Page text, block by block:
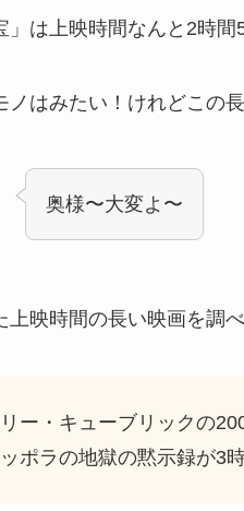
」は上映時間なんと2時間
ノはみたい！けれどこの
奥様〜大変よ〜
上映時間の長い映画を調べ
ー・キューブリックの
ポラの地獄の黙示録が3時